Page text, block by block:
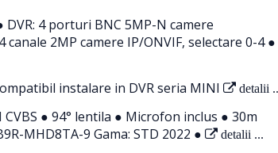
DVR: 4 porturi BNC 5MP-N camere
canale 2MP camere IP/ONVIF, selectare 0-4 ●
instalare in DVR seria MINI detalii ...
● 94° lentila ● Microfon inclus ● 30m
MHD8TA-9 Gama: STD 2022 ●
detalii ...